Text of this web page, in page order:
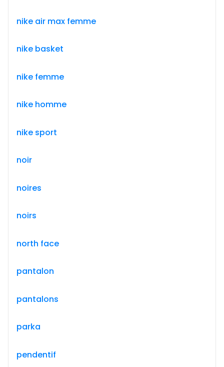
nike air max femme
nike basket
nike femme
nike homme
nike sport
noir
noires
noirs
north face
pantalon
pantalons
parka
pendentif